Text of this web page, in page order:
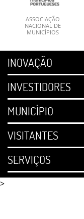
ASSOCIAÇÃO
NACIONAL DE
MUNICÍPIOS
INOVAÇÃO
INVESTIDORES
MUNICÍPIO
VISITANTES
SERVIÇOS
>